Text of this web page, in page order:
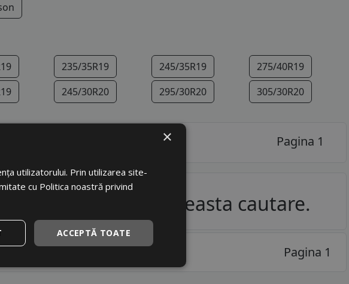
235/35R19 245/35R19
275/40R19
245/30R20 295/30R20 305/30R20
Pagina 1
anvelope pentru aceasta cautare.
Pagina 1
×
utilizatorului. Prin utilizarea site-
cu Politica noastră privind
ACCEPTĂ TOATE